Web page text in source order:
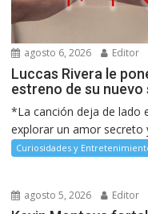
agosto 6, 2026 Editor
Luccas Rivera le
estreno de su nuevo
*La canción deja de lado
explorar un amor secreto
Curiosidades y
agosto 5, 2026 Editor